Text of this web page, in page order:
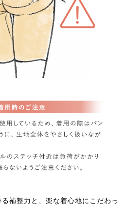
補整力と、楽な着心地にこだわっ